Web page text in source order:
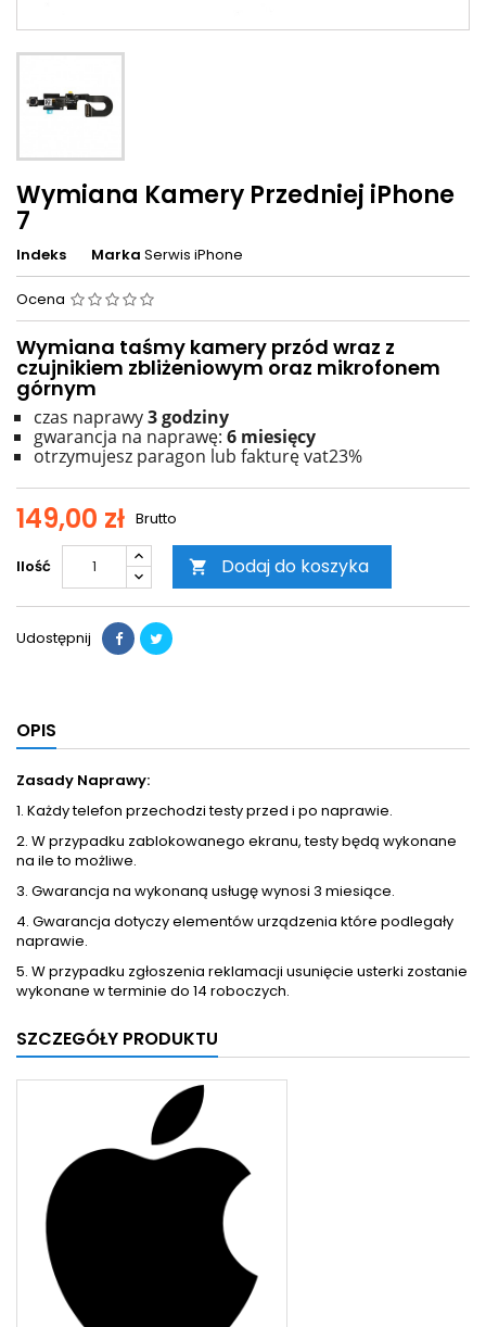
Wymiana Kamery Przedniej iPhone
7
Indeks Marka Serwis iPhone
Ocena
Wymiana taśmy kamery przód wraz z
czujnikiem zbliżeniowym oraz mikrofonem
górnym
czas naprawy3 godziny
gwarancja na naprawę: 6 miesięcy
otrzymujesz paragon lub fakturę vat23%
149,00 zł Brutto
Ilość  Dodaj do koszyka
Udostępnij
OPIS
Zasady Naprawy:
1. Każdy telefon przechodzi testy przed i po naprawie.
2. W przypadku zablokowanego ekranu, testy będą wykonane
na ile to możliwe.
3. Gwarancja na wykonaną usługę wynosi 3 miesiące.
4. Gwarancja dotyczy elementów urządzenia które podlegały
naprawie.
5. W przypadku zgłoszenia reklamacji usunięcie usterki zostanie
wykonane w terminie do 14 roboczych.
SZCZEGÓŁY PRODUKTU